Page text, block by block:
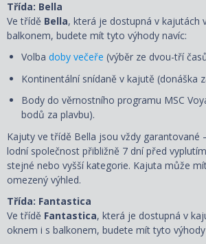
Třída: Bella
Ve třídě Bella, která je dostupná v kajutách
balkonem, budete mít tyto výhody navíc:
Volba doby večeře (výběr ze dvou-tří
Kontinentální snídaně v kajutě (donáška
Body do věrnostního programu MSC
bodů za plavbu).
Kajuty ve třídě Bella jsou vždy garantované
lodní společnost přibližně 7 dní před
stejné nebo vyšší kategorie. Kajuta může
omezený výhled.
Třída: Fantastica
Ve třídě Fantastica, která je dostupná v
oknem i s balkonem, budete mít tyto výhody